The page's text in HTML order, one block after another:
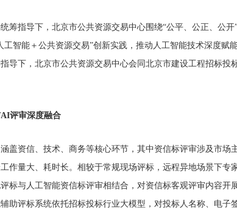
筹指导下，北京市公共资源交易中心围绕“公平、公正、公开
工智能＋公共资源交易”创新实践，推动人工智能技术深度赋
导下，北京市公共资源交易中心会同北京市建设工程招标投
评审深度融合
盖资信、技术、商务等核心环节，其中资信标评审涉及市场
作量大、耗时长。相较于常规现场评标，远程异地场景下专
标与人工智能资信标评审相结合，对资信标客观评审内容开
助评标系统依托招标投标行业大模型，对投标人名称、电子